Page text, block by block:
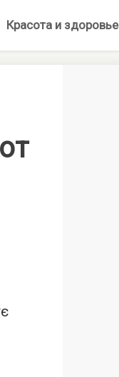
Красота и здоровье